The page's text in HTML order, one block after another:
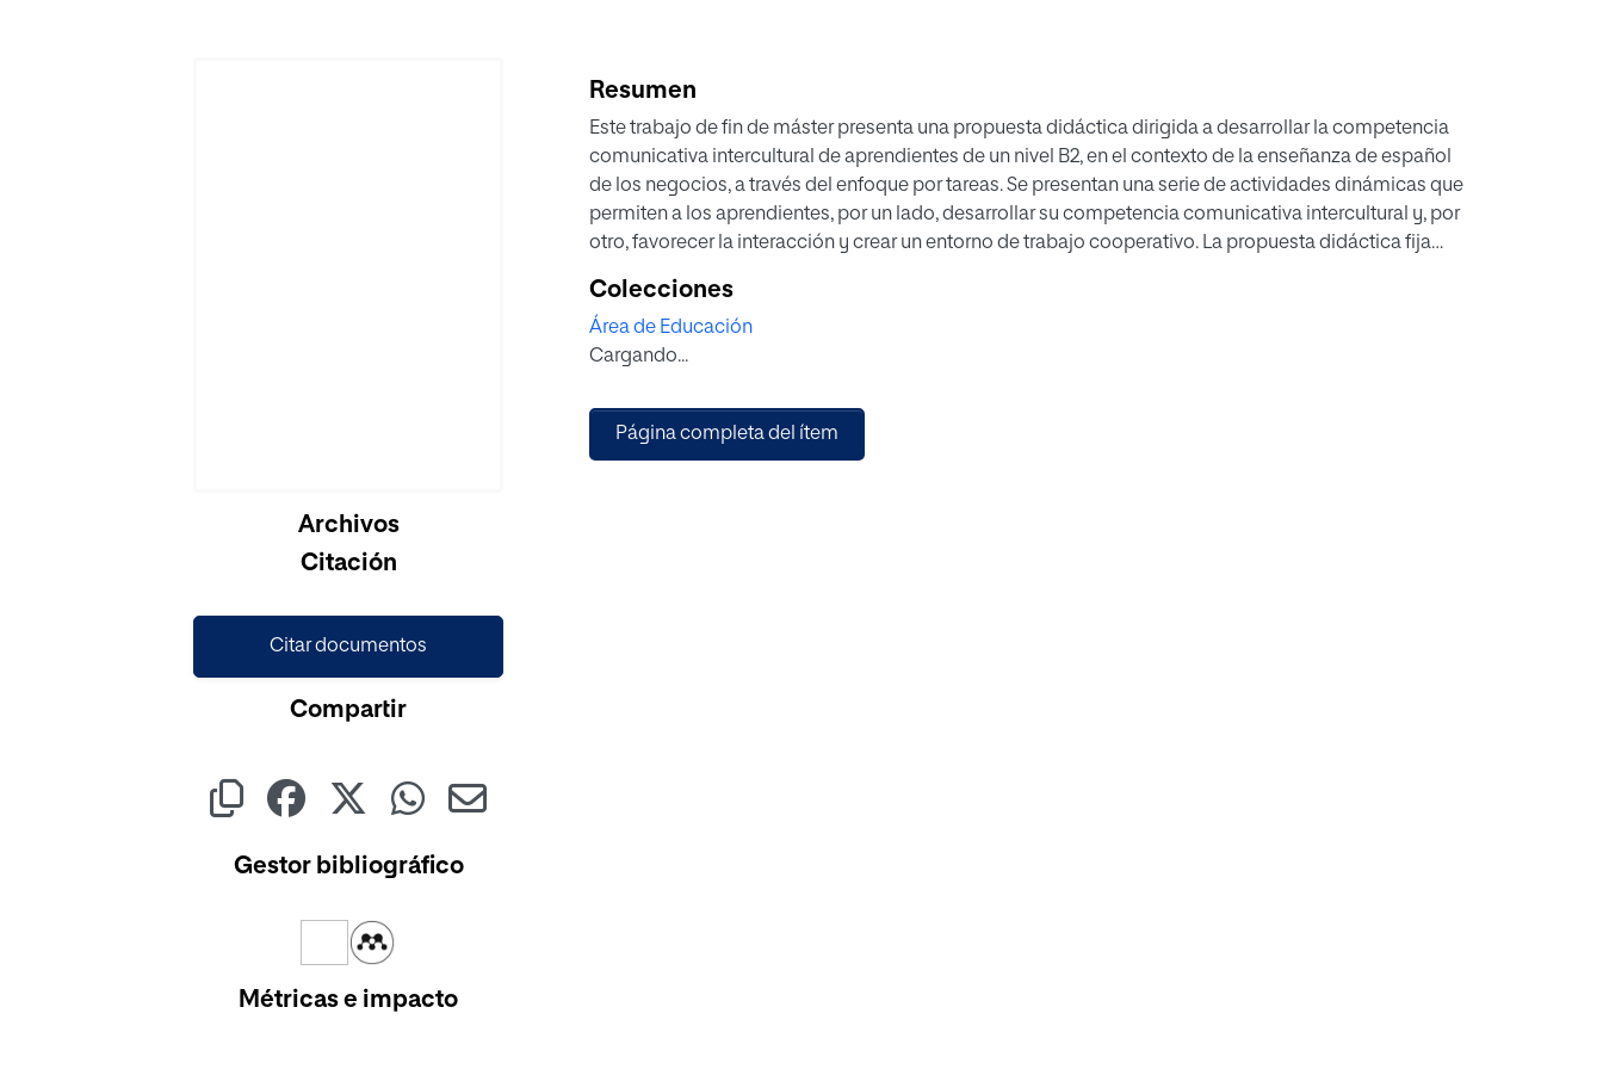
Archivos
Citación
Citar documentos
Compartir
Gestor bibliográfico
Métricas e impacto
Resumen
Este trabajo de fin de máster presenta una propuesta didáctica dirigida a desarrollar la competencia
comunicativa intercultural de aprendientes de un nivel B2, en el contexto de la enseñanza de español
de los negocios, a través del enfoque por tareas. Se presentan una serie de actividades dinámicas que
permiten a los aprendientes, por un lado, desarrollar su competencia comunicativa intercultural y, por
otro, favorecer la interacción y crear un entorno de trabajo cooperativo. La propuesta didáctica fija
incorporando la competencia comunicativa intercultural como parte de las competencias
comunicativas y generales que deben alcanzar. La propuesta se sustenta en un marco teórico que
profundiza en los motivos por los que se debe abordar la interculturalidad en el aula de español de los
los aprendientes conocer los aspectos interculturales de las relaciones entre profesionales, y que
puedan llegar a ser mediadores interculturales, convirtiéndose en agentes autónomos de un mundo
Colecciones
Área de Educación
Cargando...
Página completa del ítem